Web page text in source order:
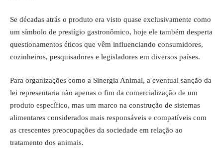
Se décadas atrás o produto era visto quase exclusivamente como
um símbolo de prestígio gastronômico, hoje ele também desperta
questionamentos éticos que vêm influenciando consumidores,
cozinheiros, pesquisadores e legisladores em diversos países.
Para organizações como a Sinergia Animal, a eventual sanção da
lei representaria não apenas o fim da comercialização de um
produto específico, mas um marco na construção de sistemas
alimentares considerados mais responsáveis e compatíveis com
as crescentes preocupações da sociedade em relação ao
tratamento dos animais.